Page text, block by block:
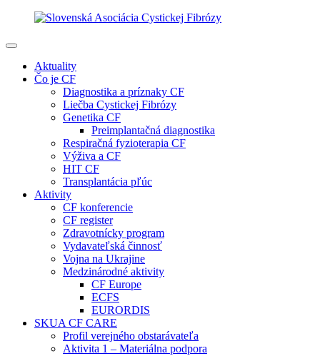
Aktuality
Čo je CF
Diagnostika a príznaky CF
Liečba Cystickej Fibrózy
Genetika CF
Preimplantačná diagnostika
Respiračná fyzioterapia CF
Výživa a CF
HIT CF
Transplantácia pľúc
Aktivity
CF konferencie
CF register
Zdravotnícky program
Vydavateľská činnosť
Vojna na Ukrajine
Medzinárodné aktivity
CF Europe
ECFS
EURORDIS
SKUA CF CARE
Profil verejného obstarávateľa
Aktivita 1 – Materiálna podpora